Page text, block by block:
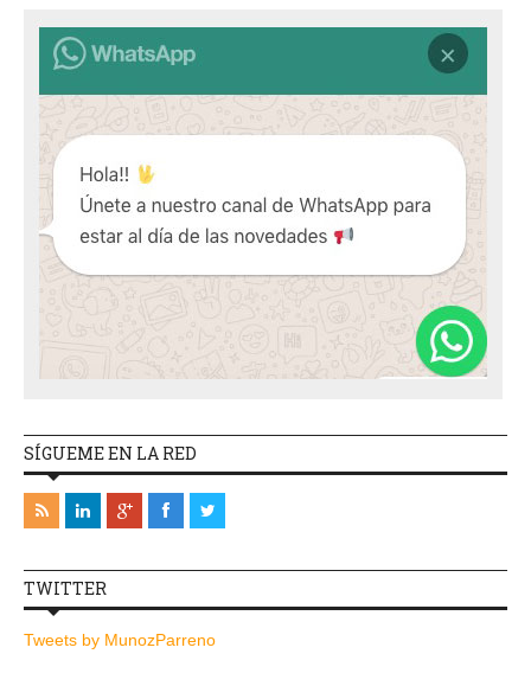
SÍGUEME EN LA RED
TWITTER
Tweets by MunozParreno